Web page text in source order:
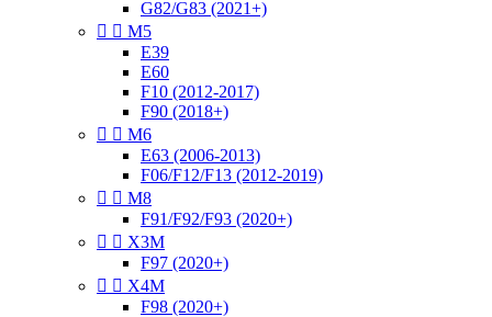
G82/G83 (2021+)
  M5
E39
E60
F10 (2012-2017)
F90 (2018+)
  M6
E63 (2006-2013)
F06/F12/F13 (2012-2019)
  M8
F91/F92/F93 (2020+)
  X3M
F97 (2020+)
  X4M
F98 (2020+)